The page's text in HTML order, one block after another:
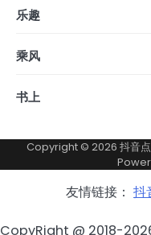
乐趣
乘风
书上
Copyright © 2026 抖音
友情链接： 抖
CopyRight @ 2018-